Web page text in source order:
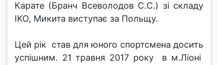
Карате (Бранч Всеволодов С.С.) зі складу
IKO, Микита виступає за Польщу.
Цей рік став для юного спортсмена досить
успішним. 21 травня 2017 року в м.Ліоні